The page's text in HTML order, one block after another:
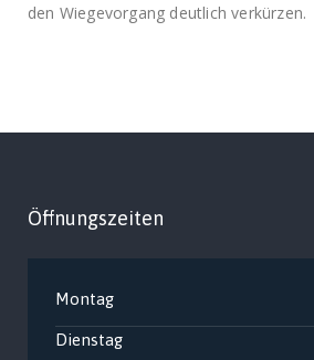
den Wiegevorgang deutlich verkürzen.
Öffnungszeiten
Montag
Dienstag